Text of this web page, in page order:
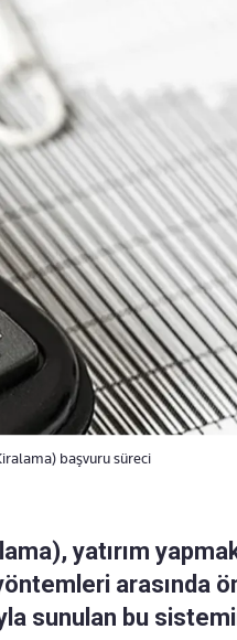
başvuru süreci
yatırım
arasında
sunulan bu